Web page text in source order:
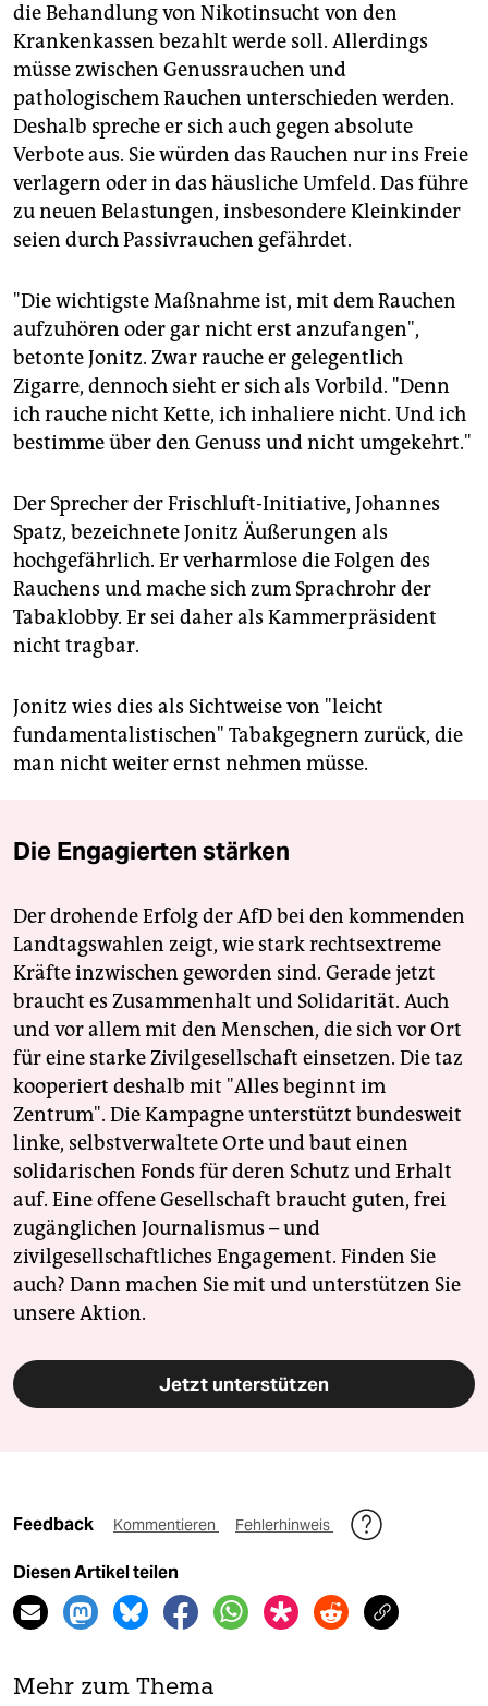
die Behandlung von Nikotinsucht von den
Krankenkassen bezahlt werde soll. Allerdings
müsse zwischen Genussrauchen und
pathologischem Rauchen unterschieden werden.
Deshalb spreche er sich auch gegen absolute
Verbote aus. Sie würden das Rauchen nur ins Freie
verlagern oder in das häusliche Umfeld. Das führe
zu neuen Belastungen, insbesondere Kleinkinder
seien durch Passivrauchen gefährdet.
"Die wichtigste Maßnahme ist, mit dem Rauchen
aufzuhören oder gar nicht erst anzufangen",
betonte Jonitz. Zwar rauche er gelegentlich
Zigarre, dennoch sieht er sich als Vorbild. "Denn
ich rauche nicht Kette, ich inhaliere nicht. Und ich
bestimme über den Genuss und nicht umgekehrt."
Der Sprecher der Frischluft-Initiative, Johannes
Spatz, bezeichnete Jonitz Äußerungen als
hochgefährlich. Er verharmlose die Folgen des
Rauchens und mache sich zum Sprachrohr der
Tabaklobby. Er sei daher als Kammerpräsident
nicht tragbar.
Jonitz wies dies als Sichtweise von "leicht
fundamentalistischen" Tabakgegnern zurück, die
man nicht weiter ernst nehmen müsse.
Die Engagierten stärken
Der drohende Erfolg der AfD bei den kommenden
Landtagswahlen zeigt, wie stark rechtsextreme
Kräfte inzwischen geworden sind. Gerade jetzt
braucht es Zusammenhalt und Solidarität. Auch
und vor allem mit den Menschen, die sich vor Ort
für eine starke Zivilgesellschaft einsetzen. Die taz
kooperiert deshalb mit "Alles beginnt im
Zentrum". Die Kampagne unterstützt bundesweit
linke, selbstverwaltete Orte und baut einen
solidarischen Fonds für deren Schutz und Erhalt
auf. Eine offene Gesellschaft braucht guten, frei
zugänglichen Journalismus – und
zivilgesellschaftliches Engagement. Finden Sie
auch? Dann machen Sie mit und unterstützen Sie
unsere Aktion.
Jetzt unterstützen
Feedback Kommentieren Fehlerhinweis
Diesen Artikel teilen
Mehr zum Thema